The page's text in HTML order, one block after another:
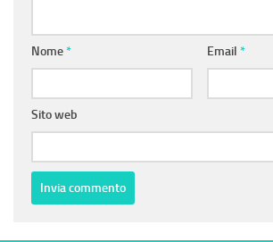
Nome* Email *
Sito web